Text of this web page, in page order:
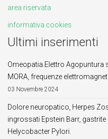
area riservata
informativa cookies
Ultimi inserimenti
Omeopatia.Elettro Agopuntura
MORA, frequenze
03 Novembre 2024
Dolore neuropatico, Herpes
ingrossati Epstein Barr,
Helycobacter Pylori.